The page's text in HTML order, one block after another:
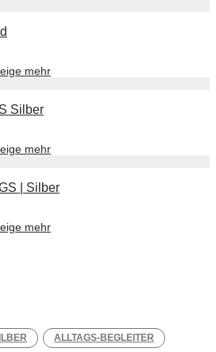
mehr
Silber
mehr
| Silber
mehr
ALLTAGS-BEGLEITER